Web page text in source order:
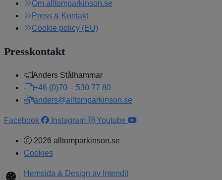
Om alltomparkinson.se
Press & Kontakt
Cookie policy (EU)
Presskontakt
Anders Stålhammar
+46 (0)70 – 530 77 80
anders@alltomparkinson.se
Facebook Instagram Youtube
2026 alltomparkinson.se
Cookies
Hemsida & Design av Intendit